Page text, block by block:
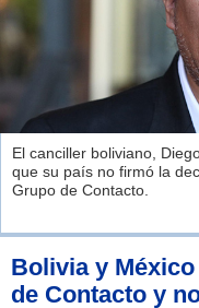
El canciller boliviano,
que su país no firmó la
Grupo de Contacto.
Bolivia y
de Contacto y